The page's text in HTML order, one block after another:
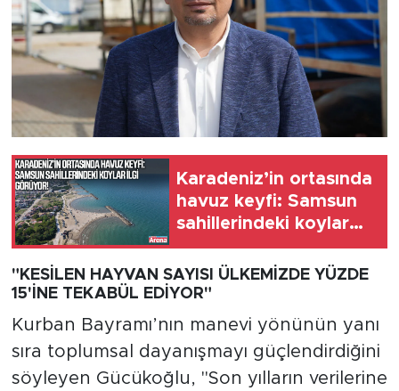
Karadeniz’in ortasında
havuz keyfi: Samsun
sahillerindeki koylar
ilgi görüyor
"KESİLEN HAYVAN SAYISI ÜLKEMİZDE YÜZDE
15'İNE TEKABÜL EDİYOR"
Kurban Bayramı’nın manevi yönünün yanı
sıra toplumsal dayanışmayı güçlendirdiğini
söyleyen Gücükoğlu, "Son yılların verilerine